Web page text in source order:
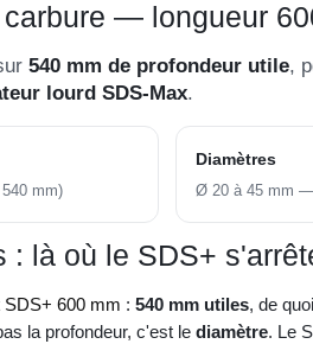
— longueur
540 mm de profondeur utile,
lourd SDS-Max.
mm)
Diamètres
Ø 20 à 45 mm
là où le SDS+
SDS+ 600 mm :540 mm utiles, de quoi
la profondeur, c'est lediamètre. Le